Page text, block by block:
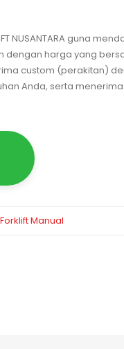
NUSANTARA guna
harga yang
custom (perakitan)
Anda, serta
Manual